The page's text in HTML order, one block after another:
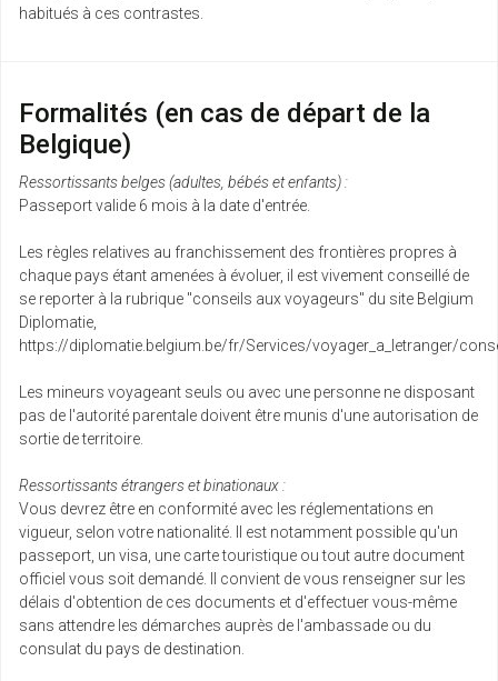
habitués à ces contrastes.
Formalités (en cas de départ de la
Belgique)
Ressortissants belges (adultes, bébés et enfants) :
Passeport valide 6 mois à la date d'entrée.
Les règles relatives au franchissement des frontières propres à
chaque pays étant amenées à évoluer, il est vivement conseillé de
se reporter à la rubrique "conseils aux voyageurs" du site Belgium
Diplomatie,
https://diplomatie.belgium.be/fr/Services/voyager_a_letranger/
Les mineurs voyageant seuls ou avec une personne ne disposant
pas de l'autorité parentale doivent être munis d'une autorisation de
sortie de territoire.
Ressortissants étrangers et binationaux :
Vous devrez être en conformité avec les réglementations en
vigueur, selon votre nationalité. Il est notamment possible qu'un
passeport, un visa, une carte touristique ou tout autre document
officiel vous soit demandé. Il convient de vous renseigner sur les
délais d'obtention de ces documents et d'effectuer vous-même
sans attendre les démarches auprès de l'ambassade ou du
consulat du pays de destination.